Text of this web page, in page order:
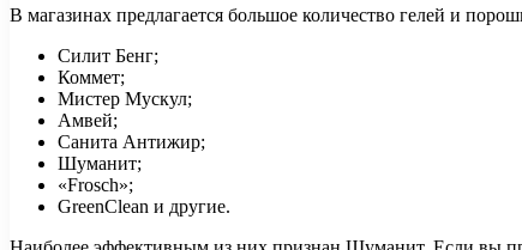
В магазинах предлагается большое количество гелей и
Силит Бенг;
Коммет;
Мистер Мускул;
Амвей;
Санита Антижир;
Шуманит;
«Frosch»;
GreenClean и другие.